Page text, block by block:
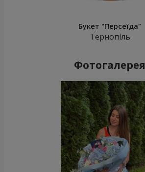
Букет "Персеїда"
Тернопіль
Фотогалерея